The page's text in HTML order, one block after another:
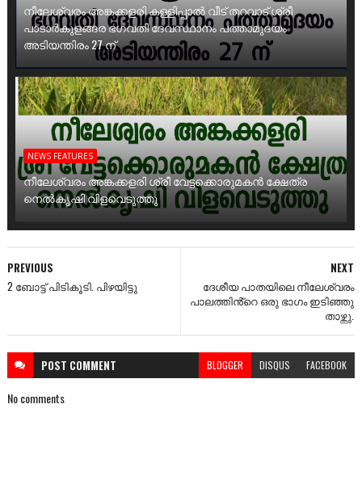
നീലേശ്വരം അങ്കക്കളരി കള്ളിപ്പാൽ വീട് തറവാട് ശ്രീ
പാടാർകുളങ്ങര ഭഗവതി ദേവസ്ഥാനം പത്താമുദയം
അടിയന്തിരം 27 ന്
NEWS FEATURES
നീലേശ്വരം അങ്കക്കളരി ശ്രീ വേട്ടക്കൊരുമകൻ ക്ഷേത്ര
നെൽകൃഷി വിളവെടുത്തു
NEXT
ദേശീയ പാതയിലെ നീലേശ്വരം
പാലത്തിൻ്റെ ഒരു ഭാഗം ഇടിഞ്ഞു
താഴ്ന്നു.
PREVIOUS
2 ബോട്ട് പിടികൂടി. പിഴയിട്ടു
POST COMMENT BLOGGER DISQUS FACEBOOK
No comments